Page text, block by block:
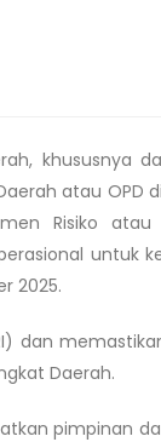
khususnya
atau OPD
Risiko
untuk
2025.
dan
Daerah.
pimpinan